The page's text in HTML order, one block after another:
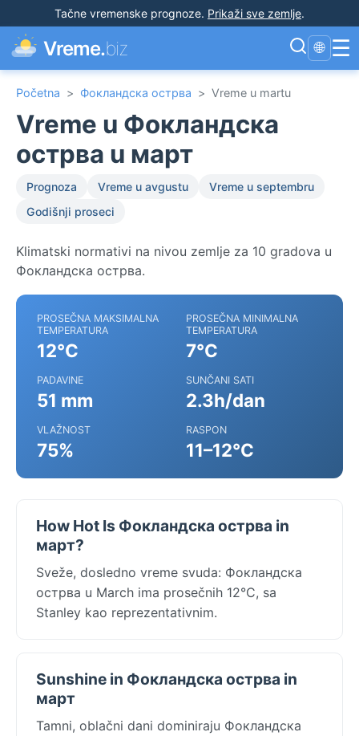
Tačne vremenske prognoze. Prikaži sve zemlje.
Vreme.biz 🌐 ☰
Početna > Фокландска острва > Vreme u martu
Vreme u Фокландска
острва u март
Prognoza Vreme u avgustu
Vreme u septembru
Godišnji proseci
Klimatski normativi na nivou zemlje za 10 gradova u
Фокландска острва.
PROSEČNA MAKSIMALNA
TEMPERATURA
12°C
PROSEČNA MINIMALNA
TEMPERATURA
7°C
PADAVINE
51 mm
SUNČANI SATI
2.3h/dan
VLAŽNOST
75%
RASPON
11–12°C
How Hot Is Фокландска острва in
март?
Sveže, dosledno vreme svuda: Фокландска
острва u March ima prosečnih 12°C, sa
Stanley kao reprezentativnim.
Sunshine in Фокландска острва in
март
Tamni, oblačni dani dominiraju Фокландска